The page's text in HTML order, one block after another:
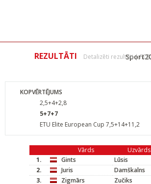
REZULTĀTI Detalizēti rezultāti|
KOPVĒRTĒJUMS
2,5+4+2,8
5+7+7
ETU Elite European Cup 7,5+14+11,2
Vārds Uzvārds
1.
Gints Lūsis
2.
Juris Damškalns
3.
Zigmārs Zučiks